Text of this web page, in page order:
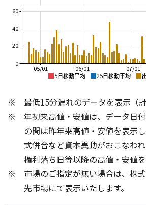
5日移動平均 25日移動平均
07/01
06/01
05/01
0
20
40
60
60
3
最低15分遅れのデータを表示（
年初来高値・安値は、データ日
の間は昨年来高値・安値を表示
式併合など資本異動がおこなわ
権利落ち日等以降の高値・安値を
市場のご指定が無い場合は、株
先市場にて表示いたします。